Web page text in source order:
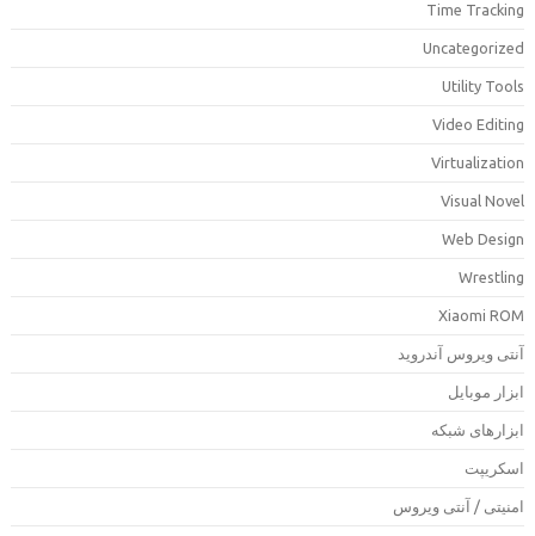
Time
Utility
Video
Visual
Web
Xiaomi
ویروس آندروید
موبایل
شبکه
/ آنتی ویروس